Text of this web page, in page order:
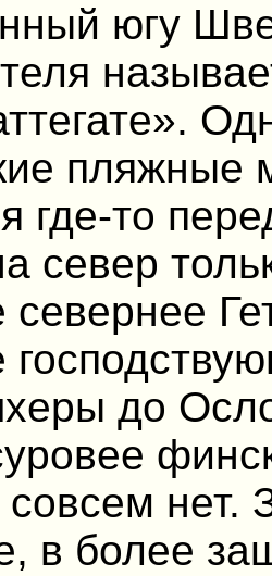
югу
пляжные
где-то
север
до
совсем нет.
в более